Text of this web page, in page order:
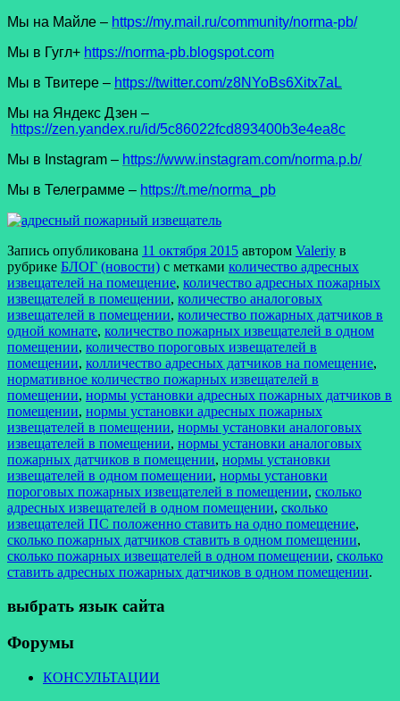
Мы на Майле – https://my.mail.ru/community/norma-pb/
Мы в Гугл+ https://norma-pb.blogspot.com
Мы в Твитере – https://twitter.com/z8NYoBs6Xitx7aL
Мы на Яндекс Дзен –
https://zen.yandex.ru/id/5c86022fcd893400b3e4ea8c
Мы в Instagram – https://www.instagram.com/norma.p.b/
Мы в Телеграмме – https://t.me/norma_pb
Запись опубликована 11 октября 2015 автором Valeriy в
рубрике БЛОГ (новости) с метками количество адресных
извещателей на помещение, количество адресных пожарных
извещателей в помещении, количество аналоговых
извещателей в помещении, количество пожарных датчиков в
одной комнате, количество пожарных извещателей в одном
помещении, количество пороговых извещателей в
помещении, колличество адресных датчиков на помещение,
нормативное количество пожарных извещателей в
помещении, нормы установки адресных пожарных датчиков в
помещении, нормы установки адресных пожарных
извещателей в помещении, нормы установки аналоговых
извещателей в помещении, нормы установки аналоговых
пожарных датчиков в помещении, нормы установки
извещателей в одном помещении, нормы установки
пороговых пожарных извещателей в помещении, сколько
адресных извещателей в одном помещении, сколько
извещателей ПС положенно ставить на одно помещение,
сколько пожарных датчиков ставить в одном помещении,
сколько пожарных извещателей в одном помещении, сколько
ставить адресных пожарных датчиков в одном помещении.
выбрать язык сайта
Форумы
КОНСУЛЬТАЦИИ